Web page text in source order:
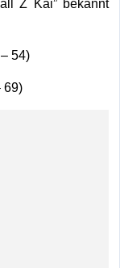
Z Kai” bekannt
54)
69)